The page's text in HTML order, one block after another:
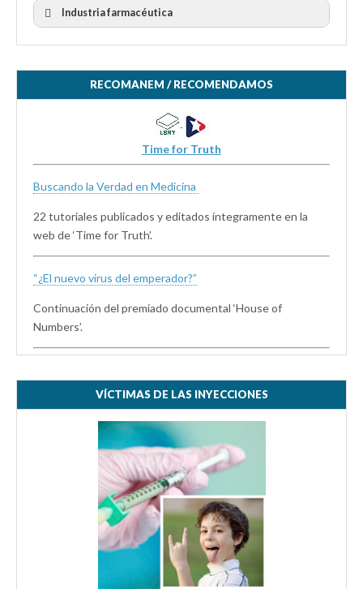
Industria farmacéutica
RECOMANEM / RECOMENDAMOS
Time for Truth
Buscando la Verdad en Medicina
22 tutoriales publicados y editados íntegramente en la
web de ‘Time for Truth’.
“¿El nuevo virus del emperador?”
Continuación del premiado documental ‘House of
Numbers’.
VÍCTIMAS DE LAS INYECCIONES